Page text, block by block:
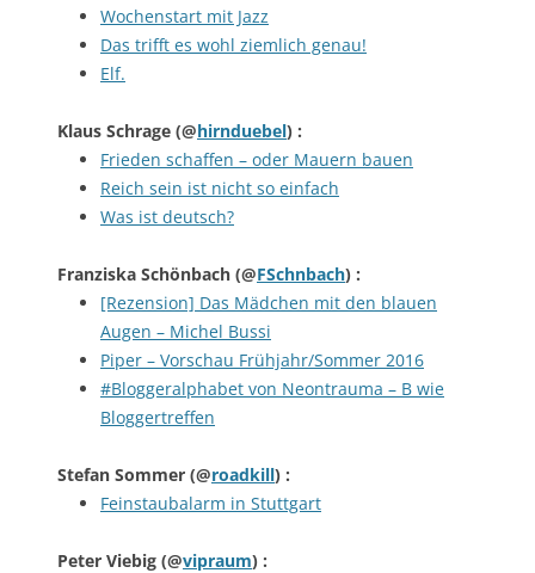
Wochenstart mit Jazz
Das trifft es wohl ziemlich genau!
Elf.
Klaus Schrage (@hirnduebel) :
Frieden schaffen – oder Mauern bauen
Reich sein ist nicht so einfach
Was ist deutsch?
Franziska Schönbach (@FSchnbach) :
[Rezension] Das Mädchen mit den blauen
Augen – Michel Bussi
Piper – Vorschau Frühjahr/Sommer 2016
#Bloggeralphabet von Neontrauma – B wie
Bloggertreffen
Stefan Sommer (@roadkill) :
Feinstaubalarm in Stuttgart
Peter Viebig (@vipraum) :